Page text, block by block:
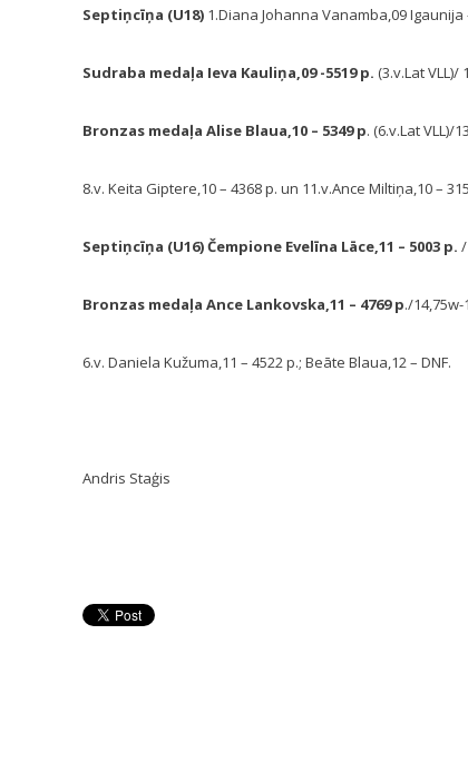
Septiņcīņa (U18) 1.Diana Johanna Vanamba,09 Igaunija
Sudraba medaļa Ieva Kauliņa,09 -5519 p. (3.v.Lat VLL)/
Bronzas medaļa Alise Blaua,10 – 5349 p. (6.v.Lat VLL)/
8.v. Keita Giptere,10 – 4368 p. un 11.v.Ance Miltiņa,10 –
Septiņcīņa (U16) Čempione Evelīna Lāce,11 – 5003 p.
Bronzas medaļa Ance Lankovska,11 – 4769 p./14,75w-
6.v. Daniela Kužuma,11 – 4522 p.; Beāte Blaua,12 – DNF.
Andris Staģis